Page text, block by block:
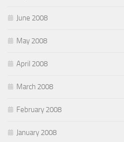
June 2008
May 2008
April 2008
March 2008
February 2008
January 2008